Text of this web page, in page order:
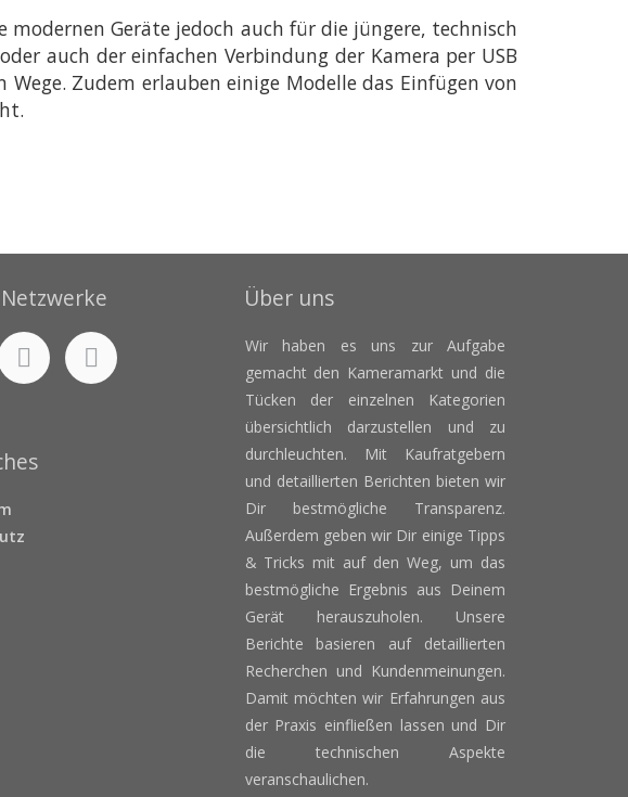
Geräte jedoch auch für die jüngere, technisch
auch der einfachen Verbindung der Kamera per USB
Zudem erlauben einige Modelle das Einfügen von
Über uns
Wir haben es uns zur Aufgabe
gemacht den Kameramarkt und die
Tücken der einzelnen Kategorien
übersichtlich darzustellen und zu
durchleuchten. Mit Kaufratgebern
und detaillierten Berichten bieten wir
Dir bestmögliche Transparenz.
Außerdem geben wir Dir einige Tipps
& Tricks mit auf den Weg, um das
bestmögliche Ergebnis aus Deinem
Gerät herauszuholen. Unsere
Berichte basieren auf detaillierten
Recherchen und Kundenmeinungen.
Damit möchten wir Erfahrungen aus
der Praxis einfließen lassen und Dir
die technischen Aspekte
veranschaulichen.